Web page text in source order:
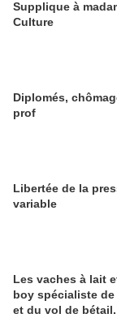
Supplique à
Culture
Diplomés,
prof
Libertée de la
variable
Les vaches à lait
boy spécialiste
et du vol de bétail.